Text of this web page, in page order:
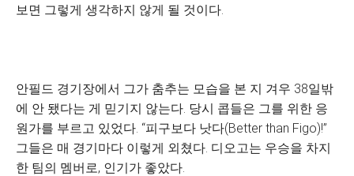
보면 그렇게 생각하지 않게 될 것이다.
안필드 경기장에서 그가 춤추는 모습을 본 지 겨우 38일밖
에 안 됐다는 게 믿기지 않는다. 당시 콥들은 그를 위한 응
원가를 부르고 있었다. “피구보다 낫다(Better than Figo)!”
그들은 매 경기마다 이렇게 외쳤다. 디오고는 우승을 차지
한 팀의 멤버로, 인기가 좋았다.